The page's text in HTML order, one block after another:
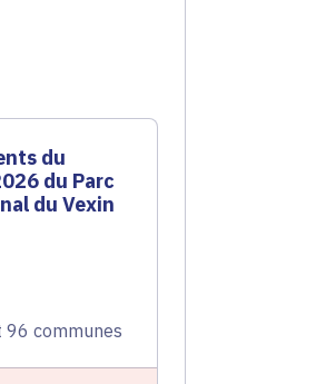
du
du Parc
du Vexin
96 communes